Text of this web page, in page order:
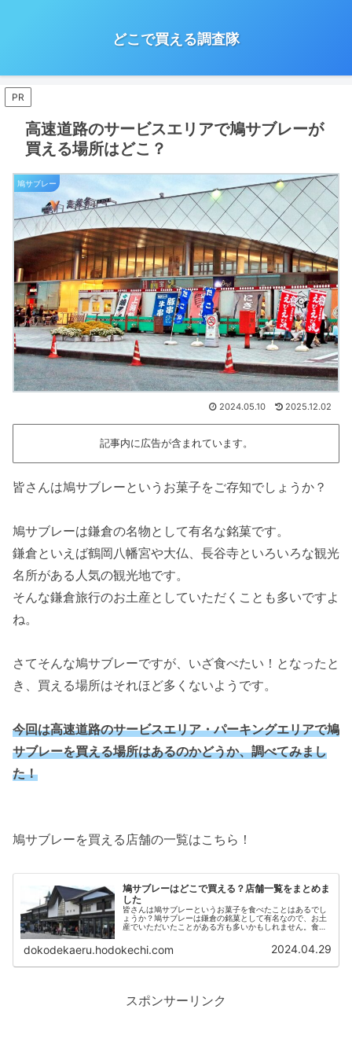
どこで買える調査隊
PR
高速道路のサービスエリアで鳩サブレーが
買える場所はどこ？
鳩サブレー
2024.05.10 2025.12.02
記事内に広告が含まれています。
皆さんは鳩サブレーというお菓子をご存知でしょうか？
鳩サブレーは鎌倉の名物として有名な銘菓です。
鎌倉といえば鶴岡八幡宮や大仏、長谷寺といろいろな観光
名所がある人気の観光地です。
そんな鎌倉旅行のお土産としていただくことも多いですよ
ね。
さてそんな鳩サブレーですが、いざ食べたい！となったと
き、買える場所はそれほど多くないようです。
今回は高速道路のサービスエリア・パーキングエリアで鳩
サブレーを買える場所はあるのかどうか、調べてみまし
た！
鳩サブレーを買える店舗の一覧はこちら！
鳩サブレーはどこで買える？店舗一覧をまとめま
した
皆さんは鳩サブレーというお菓子を食べたことはあるでし
ょうか？鳩サブレーは鎌倉の銘菓として有名なので、お土
産でいただいたことがある方も多いかもしれません。食感
していて、口に入れるとバターの香...
dokodekaeru.hodokechi.com 2024.04.29
スポンサーリンク